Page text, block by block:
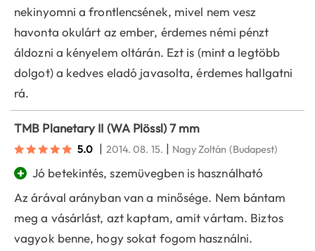
nekinyomni a frontlencsének, mivel nem vesz
havonta okulárt az ember, érdemes némi pénzt
áldozni a kényelem oltárán. Ezt is (mint a legtöbb
dolgot) a kedves eladó javasolta, érdemes hallgatni
rá.
TMB Planetary II (WA Plössl) 7 mm
5.0 | 2014. 08. 15. | Nagy Zoltán (Budapest)
+ Jó betekintés, szemüvegben is használható
Az árával arányban van a minősége. Nem bántam
meg a vásárlást, azt kaptam, amit vártam. Biztos
vagyok benne, hogy sokat fogom használni.